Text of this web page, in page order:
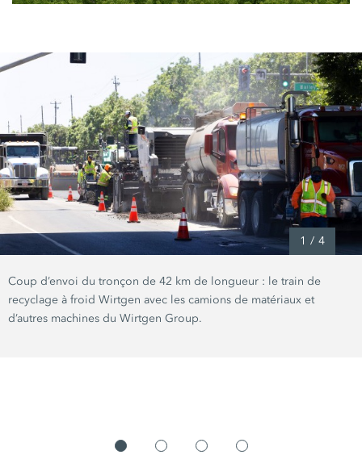
1 / 4
Coup d’envoi du tronçon de 42 km de longueur : le train de
recyclage à froid Wirtgen avec les camions de matériaux et
d’autres machines du Wirtgen Group.